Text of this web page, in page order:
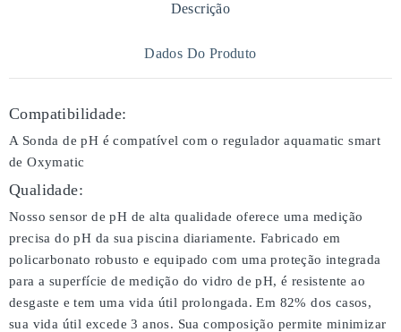
Descrição
Dados Do Produto
Compatibilidade:
A Sonda de pH é compatível com o regulador aquamatic smart
de Oxymatic
Qualidade:
Nosso sensor de pH de alta qualidade oferece uma medição
precisa do pH da sua piscina diariamente. Fabricado em
policarbonato robusto e equipado com uma proteção integrada
para a superfície de medição do vidro de pH, é resistente ao
desgaste e tem uma vida útil prolongada. Em 82% dos casos,
sua vida útil excede 3 anos. Sua composição permite minimizar